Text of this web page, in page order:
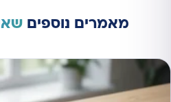
מאמרים נוספים